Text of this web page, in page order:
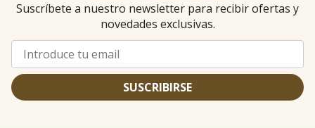
Suscríbete a nuestro newsletter para recibir ofertas y
novedades exclusivas.
SUSCRIBIRSE